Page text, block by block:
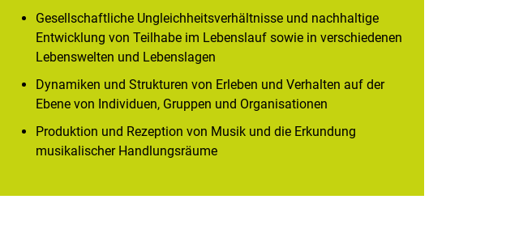
Gesellschaftliche Ungleichheitsverhältnisse und nachhaltige
Entwicklung von Teilhabe im Lebenslauf sowie in verschiedenen
Lebenswelten und Lebenslagen
Dynamiken und Strukturen von Erleben und Verhalten auf der
Ebene von Individuen, Gruppen und Organisationen
Produktion und Rezeption von Musik und die Erkundung
musikalischer Handlungsräume